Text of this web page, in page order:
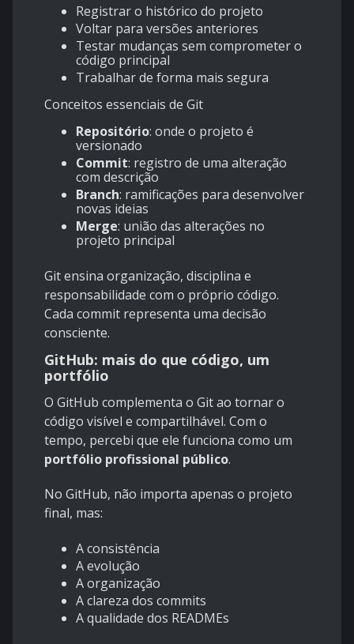
Registrar o histórico do projeto
Voltar para versões anteriores
Testar mudanças sem comprometer o
código principal
Trabalhar de forma mais segura
Conceitos essenciais de Git
Repositório: onde o projeto é
versionado
Commit: registro de uma alteração
com descrição
Branch: ramificações para desenvolver
novas ideias
Merge: união das alterações no
projeto principal
Git ensina organização, disciplina e
responsabilidade com o próprio código.
Cada commit representa uma decisão
consciente.
GitHub: mais do que código, um
portfólio
O GitHub complementa o Git ao tornar o
código visível e compartilhável. Com o
tempo, percebi que ele funciona como um
portfólio profissional público.
No GitHub, não importa apenas o projeto
final, mas:
A consistência
A evolução
A organização
A clareza dos commits
A qualidade dos READMEs